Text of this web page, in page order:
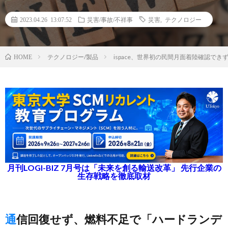
2023.04.26 13:07:52 災害/事故/不祥事 災害 テクノロジー
HOME テクノロジー/製品 ispace、世界初の民間月面着陸確認でき
月刊LOGI-BIZ 7月号は「未来を創る輸送改革」 先行企業の
生存戦略を徹底取材
通信回復せず、燃料不足で「ハードランデ